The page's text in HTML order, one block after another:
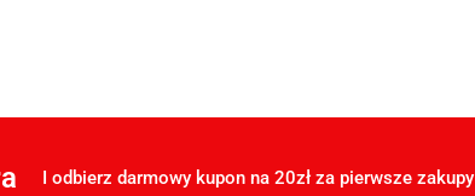
I odbierz darmowy kupon na 20zł za pierwsze zakupy